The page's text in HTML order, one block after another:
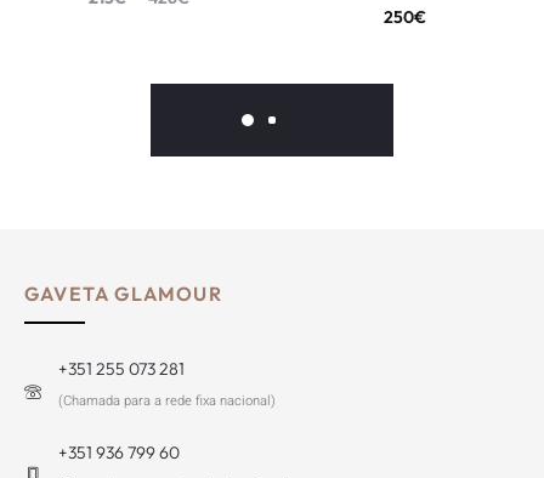
250€
Sofá Grace
2625€
2363€